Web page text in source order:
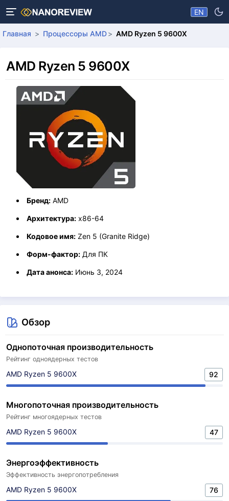
EN
Главная Процессоры AMD AMD Ryzen 5 9600X
AMD Ryzen 5 9600X
Бренд: AMD
Архитектура: x86-64
Кодовое имя: Zen 5 (Granite Ridge)
Форм-фактор: Для ПК
Дата анонса: Июнь 3, 2024
Обзор
Однопоточная производительность
Рейтинг одноядерных тестов
AMD Ryzen 5 9600X 92
Многопоточная производительность
Рейтинг многоядерных тестов
AMD Ryzen 5 9600X 47
Энергоэффективность
Эффективность энергопотребления
AMD Ryzen 5 9600X 76